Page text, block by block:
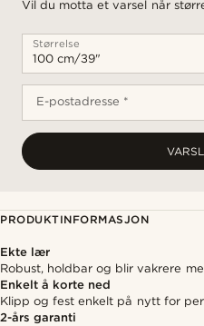
Vil du motta et varsel når
Størrelse
E-postadresse *
PRODUKTINFORMASJON
Ekte lær
Robust, holdbar og blir vakrere
Enkelt å korte ned
Klipp og fest enkelt på nytt for
2-års garanti